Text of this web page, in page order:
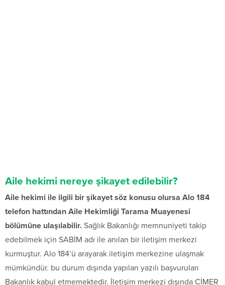
Aile hekimi nereye şikayet edilebilir?
Aile hekimi ile ilgili bir şikayet söz konusu olursa Alo 184
telefon hattından Aile Hekimliği Tarama Muayenesi
bölümüne ulaşılabilir. Sağlık Bakanlığı memnuniyeti takip
edebilmek için SABİM adı ile anılan bir iletişim merkezi
kurmuştur. Alo 184’ü arayarak iletişim merkezine ulaşmak
mümkündür. bu durum dışında yapılan yazılı başvuruları
Bakanlık kabul etmemektedir. İletişim merkezi dışında CİMER